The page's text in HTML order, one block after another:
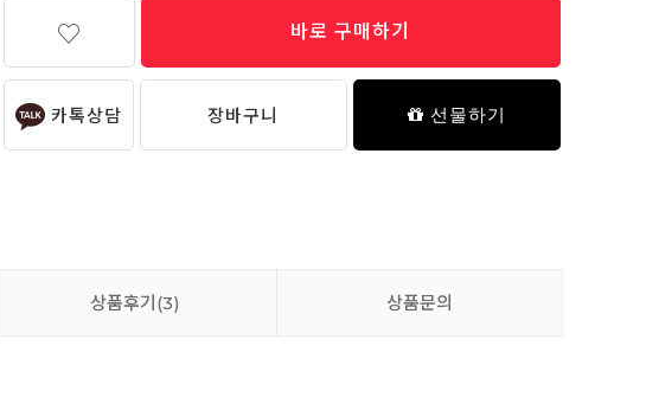
11,900원
바로 구매하기
카톡상담 장바구니 선물하기
상품후기(3) 상품문의